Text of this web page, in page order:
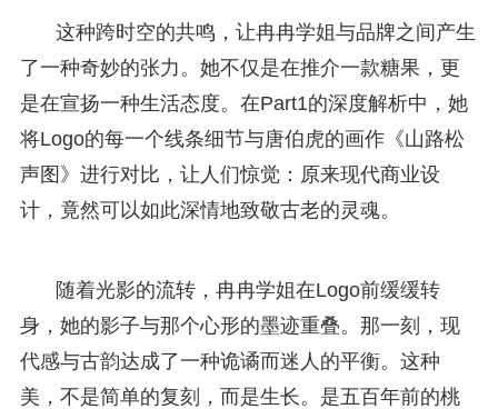
这种跨时空的共鸣，让冉冉学姐与品牌之间产生
了一种奇妙的张力。她不仅是在推介一款糖果，更
是在宣扬一种生活态度。在Part1的深度解析中，她
将Logo的每一个线条细节与唐伯虎的画作《山路松
声图》进行对比，让人们惊觉：原来现代商业设
计，竟然可以如此深情地致敬古老的灵魂。
随着光影的流转，冉冉学姐在Logo前缓缓转
身，她的影子与那个心形的墨迹重叠。那一刻，现
代感与古韵达成了一种诡谲而迷人的平衡。这种
美，不是简单的复刻，而是生长。是五百年前的桃